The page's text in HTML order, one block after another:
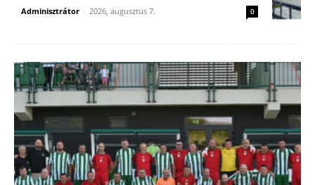
Adminisztrátor - 2026, augusztus 7. 0